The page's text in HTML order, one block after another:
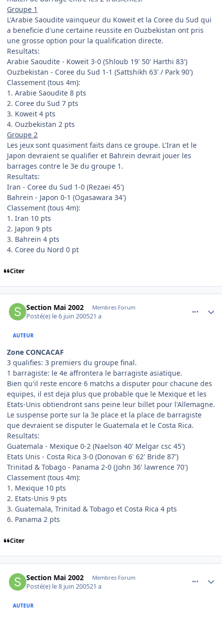
Groupe 1
L'Arabie Saoudite vainqueur du Koweit et la Coree du Sud qui
a beneficie d'une certaine reussite en Ouzbekistan ont pris
une grosse option pour la qualification directe.
Resultats:
Arabie Saoudite - Koweit 3-0 (Shloub 19' 50' Harthi 83')
Ouzbekistan - Coree du Sud 1-1 (Sattshikh 63' / Park 90')
Classement (tous 4m):
1. Arabie Saoudite 8 pts
2. Coree du Sud 7 pts
3. Koweit 4 pts
4. Ouzbekistan 2 pts
Groupe 2
Les jeux sont quasiment faits dans ce groupe. L'Iran et le
Japon devraient se qualifier et Bahrein devrait jouer les
barrages contre le 3e du groupe 1.
Resultats:
Iran - Coree du Sud 1-0 (Rezaei 45')
Bahrein - Japon 0-1 (Ogasawara 34')
Classement (tous 4m):
1. Iran 10 pts
2. Japon 9 pts
3. Bahrein 4 pts
4. Coree du Nord 0 pt
Citer
Section Mai 2002 Membres Forum
Posté(e) le 6 juin 200521 a
AUTEUR
Zone CONCACAF
3 qualifies: 3 premiers du groupe final.
1 barragiste: le 4e affrontera le barragiste asiatique.
Bien qu'il reste encore 6 matchs a disputer pour chacune des
equipes, il est deja plus que probable que le Mexique et les
Etats-Unis obtiendront sans peine leur billet pour l'Allemagne.
Le suspense porte sur la 3e place et la place de barragiste
que devraient se disputer le Guatemala et le Costa Rica.
Resultats:
Guatemala - Mexique 0-2 (Naelson 40' Melgar csc 45')
Etats Unis - Costa Rica 3-0 (Donovan 6' 62' Bride 87')
Trinitad & Tobago - Panama 2-0 (John 36' lawrence 70')
Classement (tous 4m):
1. Mexique 10 pts
2. Etats-Unis 9 pts
3. Guatemala, Trinitad & Tobago et Costa Rica 4 pts
6. Panama 2 pts
Citer
Section Mai 2002 Membres Forum
Posté(e) le 8 juin 200521 a
AUTEUR